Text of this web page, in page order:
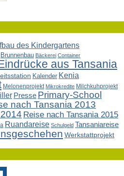
des Kindergartens
Brunnenbau Bäckerei Container
aus Tansania
Kalender Kenia
Melonenprojekt Mikrokredite Milchkuhprojekt
Presse Primary-School
nach Tansania 2013
Reise nach Tansania 2015
Ruandareise Schulgeld Tansaniareise
Werkstattprojekt